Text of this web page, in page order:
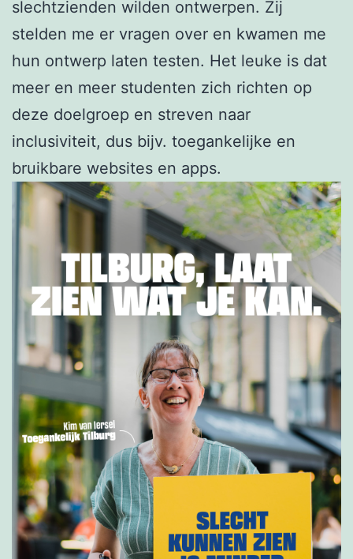
slechtzienden wilden ontwerpen. Zij
stelden me er vragen over en kwamen me
hun ontwerp laten testen. Het leuke is dat
meer en meer studenten zich richten op
deze doelgroep en streven naar
inclusiviteit, dus bijv. toegankelijke en
bruikbare websites en apps.